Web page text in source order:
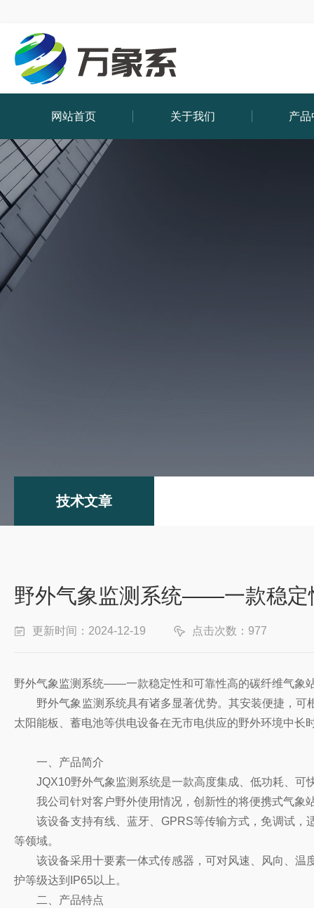
网站首页 关于我们 产品
技术文章
野外气象监测系统——一款稳定
更新时间：2024-12-19 点击次数：977
野外气象监测系统——一款稳定性和可靠性高的碳纤维气象
野外气象监测系统具有诸多显著优势。其安装便捷，可
太阳能板、蓄电池等供电设备在无市电供应的野外环境中
一、产品简介
JQX10野外气象监测系统是一款高度集成、低功耗、可
我公司针对客户野外使用情况，创新性的将便携式气象
该设备支持有线、蓝牙、GPRS等传输方式，免调试，
等领域。
该设备采用十要素一体式传感器，可对风速、风向、温
护等级达到IP65以上。
二、产品特点